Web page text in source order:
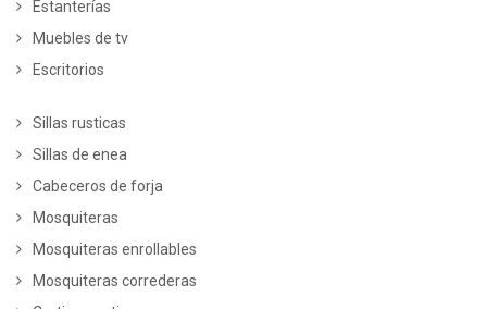
Estanterías
Muebles de tv
Escritorios
Sillas rusticas
Sillas de enea
Cabeceros de forja
Mosquiteras
Mosquiteras enrollables
Mosquiteras correderas